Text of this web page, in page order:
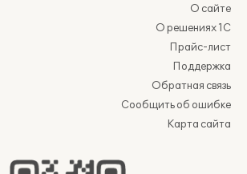
О сайте
О решениях 1С
Прайс-лист
Поддержка
Обратная связь
Сообщить об ошибке
Карта сайта